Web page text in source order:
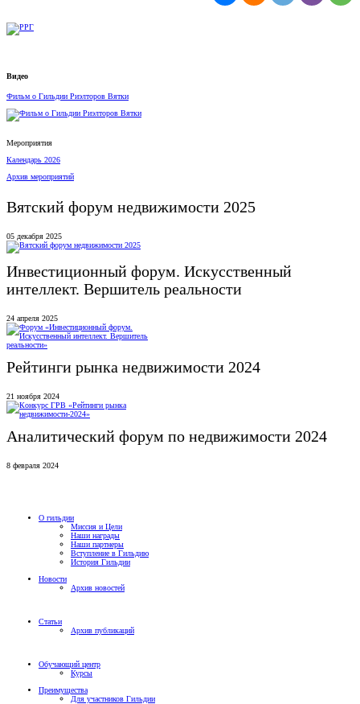
Видео
Фильм о Гильдии Риэлторов Вятки
Мероприятия
Календарь 2026
Архив мероприятий
Вятский форум недвижимости 2025
05 декабря 2025
Инвестиционный форум. Искусственный
интеллект. Вершитель реальности
24 апреля 2025
Рейтинги рынка недвижимости 2024
21 ноября 2024
Аналитический форум по недвижимости 2024
8 февраля 2024
О гильдии
Миссия и Цели
Наши награды
Наши партнеры
Вступление в Гильдию
История Гильдии
Новости
Архив новостей
Статьи
Архив публикаций
Обучающий центр
Курсы
Преимущества
Для участников Гильдии